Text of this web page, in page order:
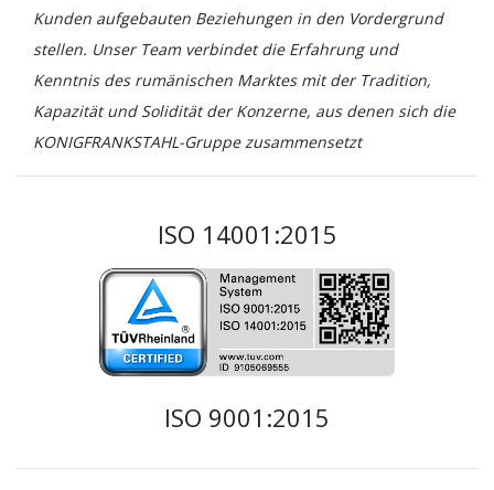
Kunden aufgebauten Beziehungen in den Vordergrund
stellen. Unser Team verbindet die Erfahrung und
Kenntnis des rumänischen Marktes mit der Tradition,
Kapazität und Solidität der Konzerne, aus denen sich die
KONIGFRANKSTAHL-Gruppe zusammensetzt
ISO 14001:2015
ISO 9001:2015